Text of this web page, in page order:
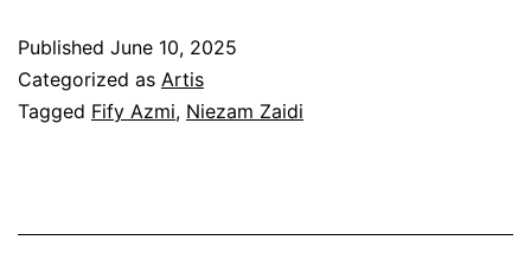
n
a
e
a
e
Published June 10, 2025
Categorized as Artis
Tagged Fify Azmi, Niezam Zaidi